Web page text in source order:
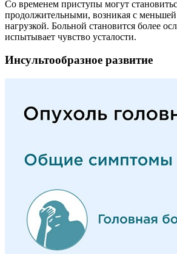
Со временем приступы могут
продолжительными, возникая с
нагрузкой. Больной становится более
испытывает чувство усталости.
Инсультообразное развитие